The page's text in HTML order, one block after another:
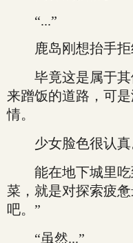
“...”
鹿岛刚想抬手拒
毕竟这是属于其
来蹭饭的道路，可
情。
少女脸色很认真
能在地下城里吃
菜，就是对探索疲
吧。”
“虽然...”